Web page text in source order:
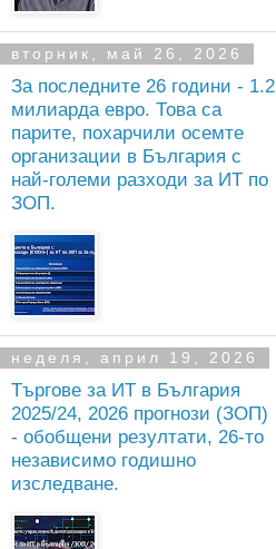
вторник, май 26, 2026
За последните 26 години - 1.2
милиарда евро. Това са
парите, похарчили осемте
организации в България с
най-големи разходи за ИТ по
ЗОП.
неделя, април 19, 2026
Търгове за ИТ в България
2025/24, 2026 прогнози (ЗОП)
- обобщени резултати, 26-то
независимо годишно
изследване.